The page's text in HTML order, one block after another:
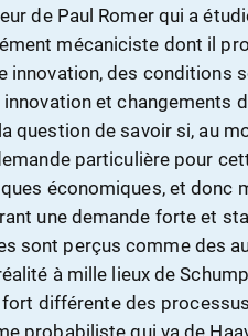
de Paul Romer qui a
mécaniciste dont il
innovation, des conditions
et changements
question de savoir si, au
particulière pour
économiques, et donc
une demande forte et
sont perçus comme des
à mille lieux de
fort différente des